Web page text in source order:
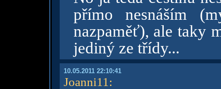
přímo nesnáším
nazpaměť), ale taky
jediný ze třídy...
10.05.2011 22:10:41
Joanni11 :